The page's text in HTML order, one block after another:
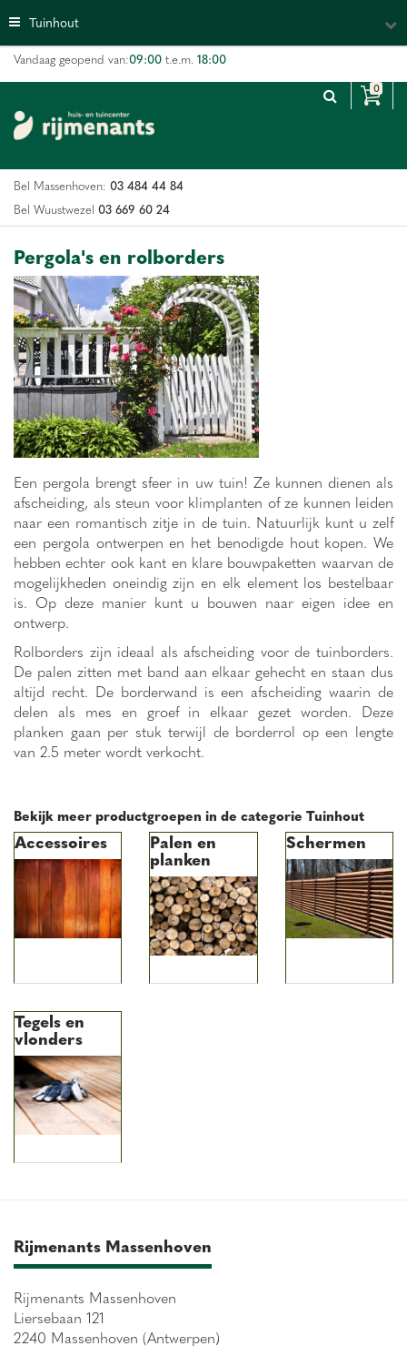
n
n
n
Tuinhout
Vandaag geopend van:09:00 t.e.m. 18:00
Bel Massenhoven: 03 484 44 84
Bel Wuustwezel 03 669 60 24
Pergola's en rolborders
Een pergola brengt sfeer in uw tuin! Ze kunnen dienen als
afscheiding, als steun voor klimplanten of ze kunnen leiden
naar een romantisch zitje in de tuin. Natuurlijk kunt u zelf
een pergola ontwerpen en het benodigde hout kopen. We
hebben echter ook kant en klare bouwpaketten waarvan de
mogelijkheden oneindig zijn en elk element los bestelbaar
is. Op deze manier kunt u bouwen naar eigen idee en
ontwerp.
Rolborders zijn ideaal als afscheiding voor de tuinborders.
De palen zitten met band aan elkaar gehecht en staan dus
altijd recht. De borderwand is een afscheiding waarin de
delen als mes en groef in elkaar gezet worden. Deze
planken gaan per stuk terwijl de borderrol op een lengte
van 2.5 meter wordt verkocht.
Bekijk meer productgroepen in de categorie Tuinhout
Accessoires Palen en
planken
Schermen
Tegels en
vlonders
Rijmenants Massenhoven
Rijmenants Massenhoven
Liersebaan 121
2240 Massenhoven (Antwerpen)